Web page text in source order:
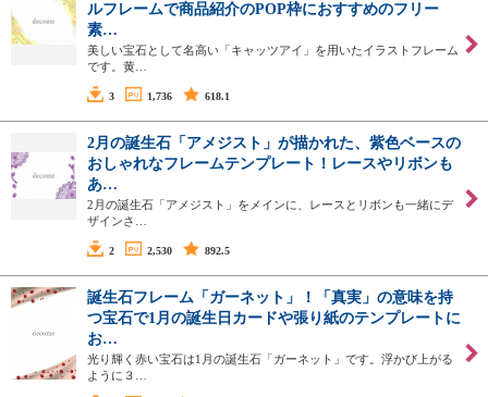
ルフレームで商品紹介のPOP枠におすすめのフリー
素…
美しい宝石として名高い「キャッツアイ」を用いたイラストフレーム
です。黄…
3 1,736 618.1
2月の誕生石「アメジスト」が描かれた、紫色ベースの
おしゃれなフレームテンプレート！レースやリボンも
あ…
2月の誕生石「アメジスト」をメインに、レースとリボンも一緒にデ
ザインさ…
2 2,530 892.5
誕生石フレーム「ガーネット」！「真実」の意味を持
つ宝石で1月の誕生日カードや張り紙のテンプレートに
お…
光り輝く赤い宝石は1月の誕生石「ガーネット」です。浮かび上がる
ように３…